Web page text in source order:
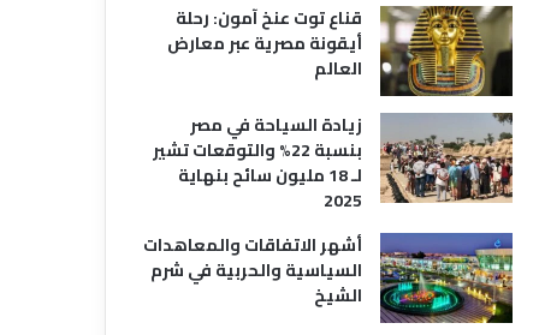
قناع توت عنخ آمون: رحلة
أيقونة مصرية عبر معارض
العالم
زيادة السياحة في مصر
بنسبة 22% والتوقعات تشير
لـ 18 مليون سائح بنهاية
2025
أشهر الاتفاقات والمعاهدات
السياسية والحربية في شرم
الشيخ